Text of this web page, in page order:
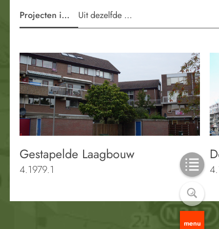
menu
Projecten in de wijkUit dezelfde periode
Gestapelde Laagbouw
4.1979.1